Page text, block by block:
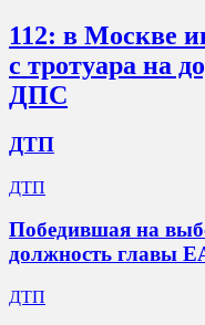
112: в Москве
с тротуара на
ДПС
ДТП
ДТП
Победившая на
должность главы
ДТП